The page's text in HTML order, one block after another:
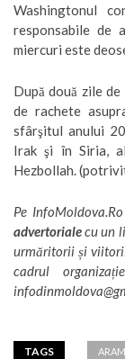
Washingtonul
responsabile de
miercuri este
După două zile
de rachete
sfârşitul anului
Irak şi în Siria,
Hezbollah.
Pe InfoMoldova.Ro
advertorialecu un
urmăritorii și
cadrul
TAGS